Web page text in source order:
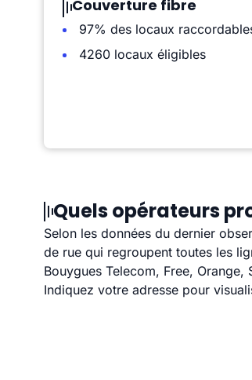
Couverture fibre
97% des locaux
4260 locaux éligibles
Quels opérateurs
Selon les données du dernier
de rue qui regroupent toutes les
Bouygues Telecom, Free,
Indiquez votre adresse pour